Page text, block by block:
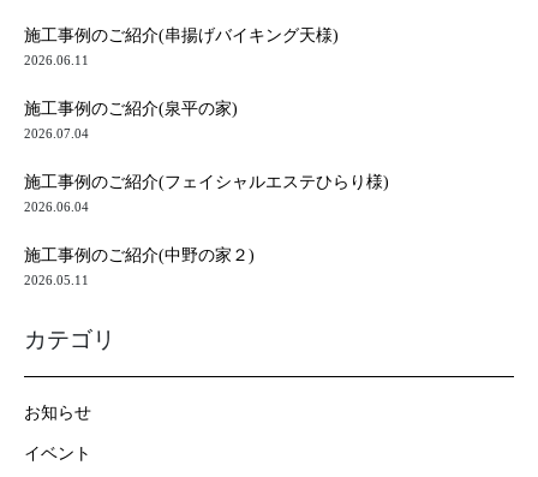
施工事例のご紹介(串揚げバイキング天様)
2026.06.11
施工事例のご紹介(泉平の家)
2026.07.04
施工事例のご紹介(フェイシャルエステひらり様)
2026.06.04
施工事例のご紹介(中野の家２)
2026.05.11
カテゴリ
お知らせ
イベント